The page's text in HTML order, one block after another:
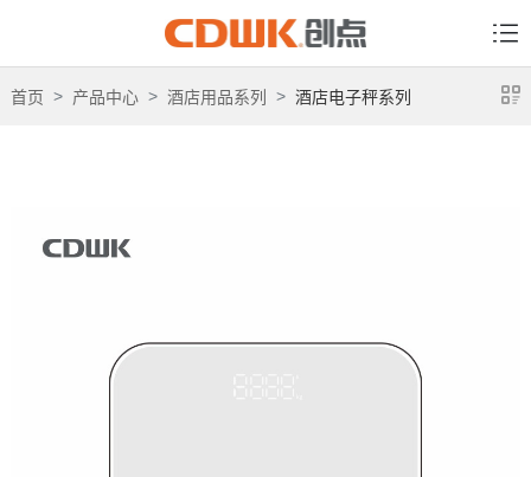
首页 产品中心 酒店用品系列 酒店电子秤系列